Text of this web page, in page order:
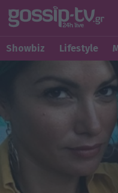
Showbiz Lifestyle